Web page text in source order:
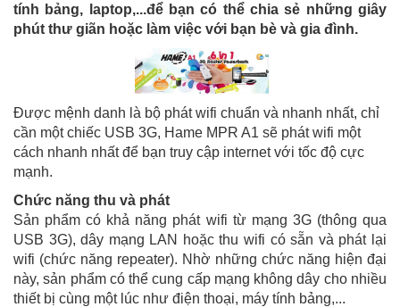
tính bảng, laptop,...để bạn có thể chia sẻ những giây
phút thư giãn hoặc làm việc với bạn bè và gia đình.
Được mệnh danh là bộ phát wifi chuẩn và nhanh nhất, chỉ
cần một chiếc USB 3G, Hame MPR A1 sẽ phát wifi một
cách nhanh nhất để bạn truy cập internet với tốc độ cực
mạnh.
Chức năng thu và phát
Sản phẩm có khả năng phát wifi từ mạng 3G (thông qua
USB 3G), dây mạng LAN hoặc thu wifi có sẵn và phát lại
wifi (chức năng repeater). Nhờ những chức năng hiện đại
này, sản phẩm có thể cung cấp mạng không dây cho nhiều
thiết bị cùng một lúc như điện thoại, máy tính bảng,...